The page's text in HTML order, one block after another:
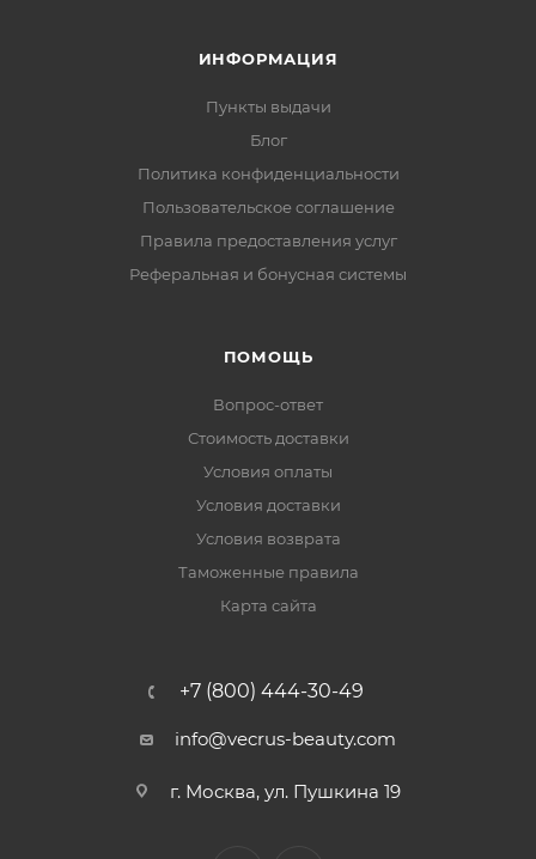
ИНФОРМАЦИЯ
Пункты выдачи
Блог
Политика конфиденциальности
Пользовательское соглашение
Правила предоставления услуг
Реферальная и бонусная системы
ПОМОЩЬ
Вопрос-ответ
Стоимость доставки
Условия оплаты
Условия доставки
Условия возврата
Таможенные правила
Карта сайта
+7 (800) 444-30-49
info@vecrus-beauty.com
г. Москва, ул. Пушкина 19